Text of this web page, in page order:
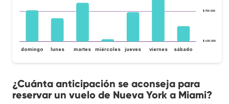
$ 600.000
$ 700.000
domingo lunes martes miércoles jueves viernes sábado
¿Cuánta anticipación se aconseja para
reservar un vuelo de Nueva York a Miami?